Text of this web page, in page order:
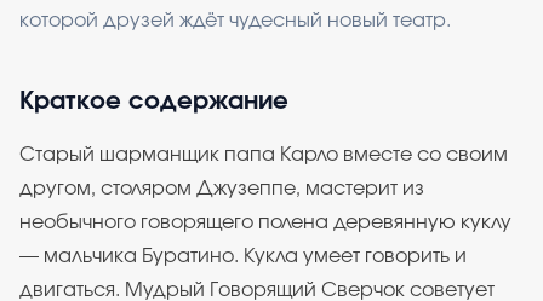
которой друзей ждёт чудесный новый театр.
Краткое содержание
Старый шарманщик папа Карло вместе со своим
другом, столяром Джузеппе, мастерит из
необычного говорящего полена деревянную куклу
— мальчика Буратино. Кукла умеет говорить и
двигаться. Мудрый Говорящий Сверчок советует